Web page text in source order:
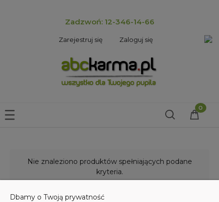
Zadzwoń: 12-346-14-66
Zarejestruj się Zaloguj się
Nie znaleziono produktów spełniających podane
kryteria.
Dbamy o Twoją prywatność